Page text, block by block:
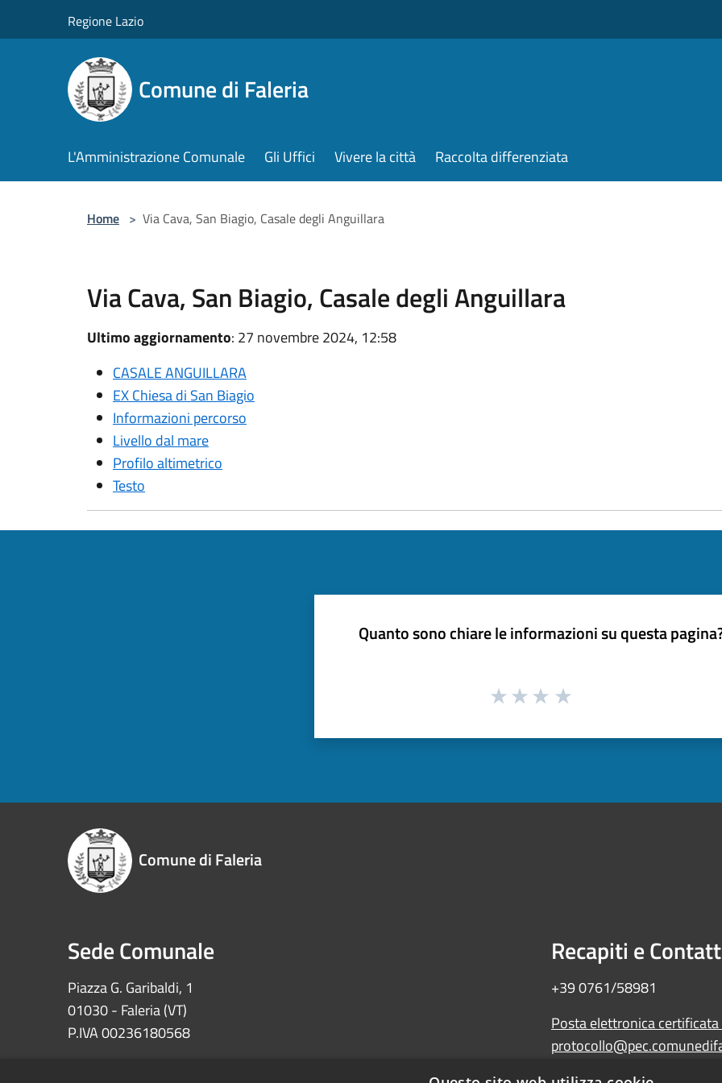
Regione Lazio
Comune di Faleria
L'Amministrazione Comunale Gli Uffici Vivere la città Raccolta differenziata
Home > Via Cava, San Biagio, Casale degli Anguillara
Via Cava, San Biagio, Casale degli Anguillara
Ultimo aggiornamento: 27 novembre 2024, 12:58
CASALE ANGUILLARA
EX Chiesa di San Biagio
Informazioni percorso
Livello dal mare
Profilo altimetrico
Testo
Quanto sono chiare le informazioni su questa
Comune di Faleria
Sede Comunale
Piazza G. Garibaldi, 1
01030 - Faleria (VT)
P.IVA 00236180568
Recapiti e
+39 0761/58981
Posta elettronica certificata